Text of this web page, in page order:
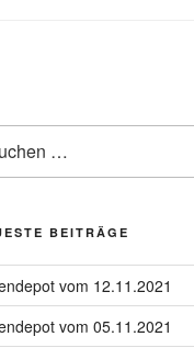
BEITRÄGE
vom 12.11.2021
vom 05.11.2021